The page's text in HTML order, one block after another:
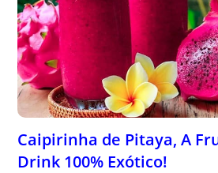
Caipirinha de Pitaya, A
Drink 100% Exótico!